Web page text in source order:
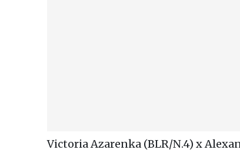
Victoria Azarenka (BLR/N.4) x